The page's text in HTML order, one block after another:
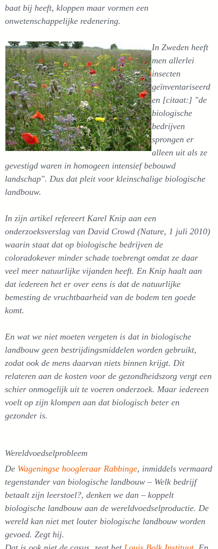
baat bij heeft, kloppen maar vormen een
onwetenschappelijke redenering.
In Zweden heeft
men allerlei
insecten
geïnventariseerd
en [citaat:] "de
biologische
bedrijven
sprongen er
alleen uit als ze
gevestigd waren in homogeen intensief bebouwd
landschap". Dus dat pleit voor kleinschalige biologische
landbouw.
In zijn artikel refereert Karel Knip aan een
onderzoeksverslag van David Crowd (Nature, 1 juli 2010)
waarin staat dat op biologische bedrijven de
coloradokever minder schade toebrengt omdat ze daar
veel meer natuurlijke vijanden heeft. En Knip haalt aan
dat iedereen het er over eens is dat de natuurlijke
bemesting de vruchtbaarheid van de bodem ten goede
komt.
En wat we niet moeten vergeten is dat in biologische
landbouw geen bestrijdingsmiddelen worden gebruikt,
zodat ook de mens daarvan niets binnen krijgt. Dit
relateren aan de kosten voor de gezondheidszorg vergt een
schier onmogelijk uit te voeren onderzoek. Maar iedereen
voelt op zijn klompen aan dat biologisch beter en
gezonder is.
Wereldvoedselprobleem
De Wageningse hoogleraar Rabbinge, inmiddels vermaard
tegenstander van biologische landbouw – Welk bedrijf
betaalt zijn leerstoel?, denken we dan – koppelt
biologische landbouw aan de wereldvoedselproductie. De
wereld kan niet met louter biologische landbouw worden
gevoed. Zegt hij.